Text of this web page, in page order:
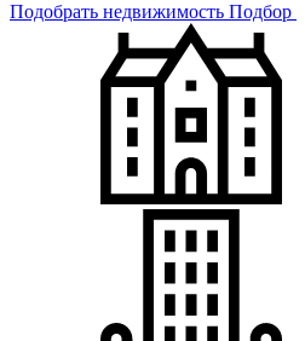
Подобрать недвижимость Подбор